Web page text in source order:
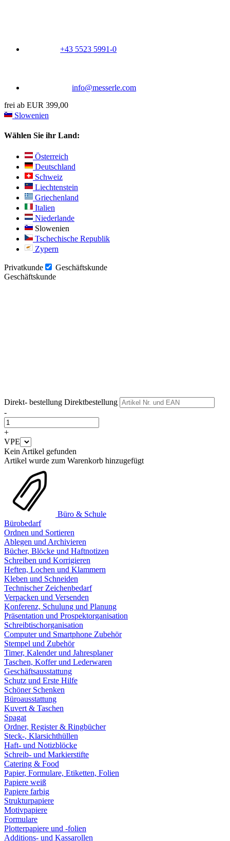
+43 5523 5991-0
info@messerle.com
frei ab EUR 399,00
Slowenien
Wählen Sie ihr Land:
Österreich
Deutschland
Schweiz
Liechtenstein
Griechenland
Italien
Niederlande
Slowenien
Tschechische Republik
Zypern
Privatkunde
Geschäftskunde
Geschäftskunde
Direkt- bestellung Direktbestellung
-
+
VPE
Kein Artikel gefunden
Artikel wurde zum Warenkorb hinzugefügt
Büro & Schule
Bürobedarf
Ordnen und Sortieren
Ablegen und Archivieren
Bücher, Blöcke und Haftnotizen
Schreiben und Korrigieren
Heften, Lochen und Klammern
Kleben und Schneiden
Technischer Zeichenbedarf
Verpacken und Versenden
Konferenz, Schulung und Planung
Präsentation und Prospektorganisation
Schreibtischorganisation
Computer und Smartphone Zubehör
Stempel und Zubehör
Timer, Kalender und Jahresplaner
Taschen, Koffer und Lederwaren
Geschäftsausstattung
Schutz und Erste Hilfe
Schöner Schenken
Büroausstattung
Kuvert & Taschen
Spagat
Ordner, Register & Ringbücher
Steck-, Klarsichthüllen
Haft- und Notizblöcke
Schreib- und Markierstifte
Catering & Food
Papier, Formulare, Etiketten, Folien
Papiere weiß
Papiere farbig
Strukturpapiere
Motivpapiere
Formulare
Plotterpapiere und -folien
Additions- und Kassarollen